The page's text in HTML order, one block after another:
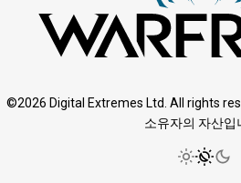
©2026 Digital Extremes Ltd. All rights
소유자의 자산입